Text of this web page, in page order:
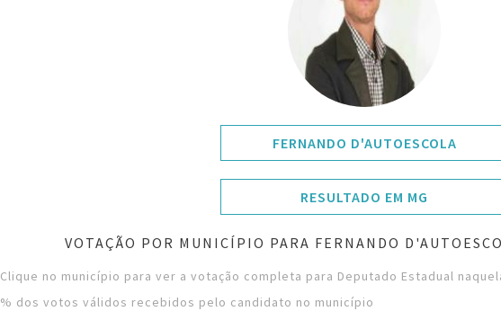
FERNANDO D'AUTOESCOLA
RESULTADO EM MG
VOTAÇÃO POR MUNICÍPIO PARA FERNANDO
Clique no município para ver a votação completa para Deputado Estadual
% dos votos válidos recebidos pelo candidato no município